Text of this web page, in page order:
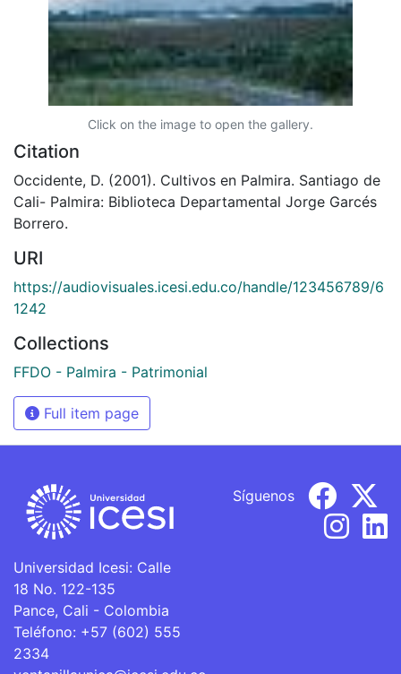
Click on the image to open the gallery.
Citation
Occidente, D. (2001). Cultivos en Palmira. Santiago de
Cali- Palmira: Biblioteca Departamental Jorge Garcés
Borrero.
URI
https://audiovisuales.icesi.edu.co/handle/123456789/6
1242
Collections
FFDO - Palmira - Patrimonial
Full item page
Universidad Icesi: Calle
18 No. 122-135
Pance, Cali - Colombia
Teléfono: +57 (602) 555
2334
Síguenos